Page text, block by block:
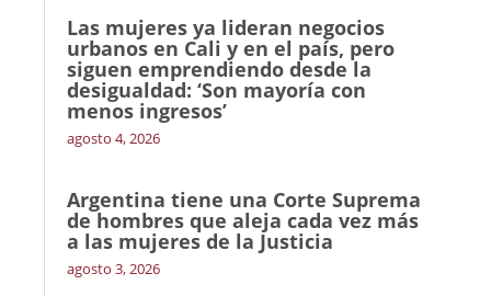
Las mujeres ya lideran negocios
urbanos en Cali y en el país, pero
siguen emprendiendo desde la
desigualdad: ‘Son mayoría con
menos ingresos’
agosto 4, 2026
Argentina tiene una Corte Suprema
de hombres que aleja cada vez más
a las mujeres de la Justicia
agosto 3, 2026